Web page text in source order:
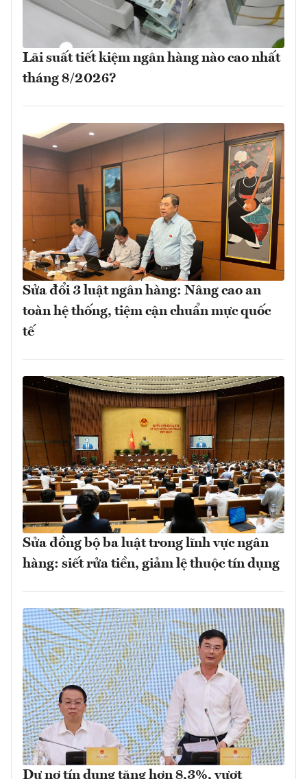
Lãi suất tiết kiệm ngân hàng nào cao nhất
tháng 8/2026?
Sửa đổi 3 luật ngân hàng: Nâng cao an
toàn hệ thống, tiệm cận chuẩn mực quốc
tế
Sửa đồng bộ ba luật trong lĩnh vực ngân
hàng: siết rửa tiền, giảm lệ thuộc tín dụng
Dư nợ tín dụng tăng hơn 8,3%, vượt